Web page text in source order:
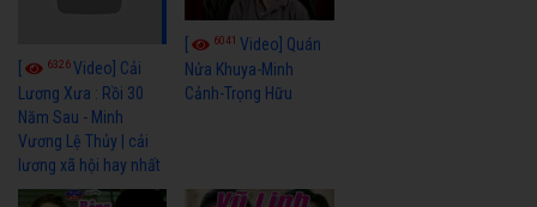
6326Video] Cải
Lương Xưa : Rồi 30
Năm Sau - Minh
Vương Lệ Thủy | cải
lương xã hội hay nhất
6041Video] Quán
Nửa Khuya-Minh
Cảnh-Trọng Hữu